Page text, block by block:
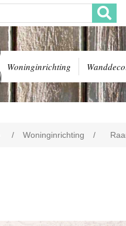
Woninginrichting
/ Woninginrichting /